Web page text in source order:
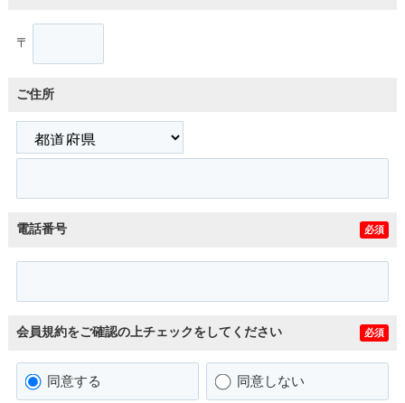
〒
ご住所
電話番号 必須
会員規約をご確認の上チェックをしてください 必須
同意する 同意しない